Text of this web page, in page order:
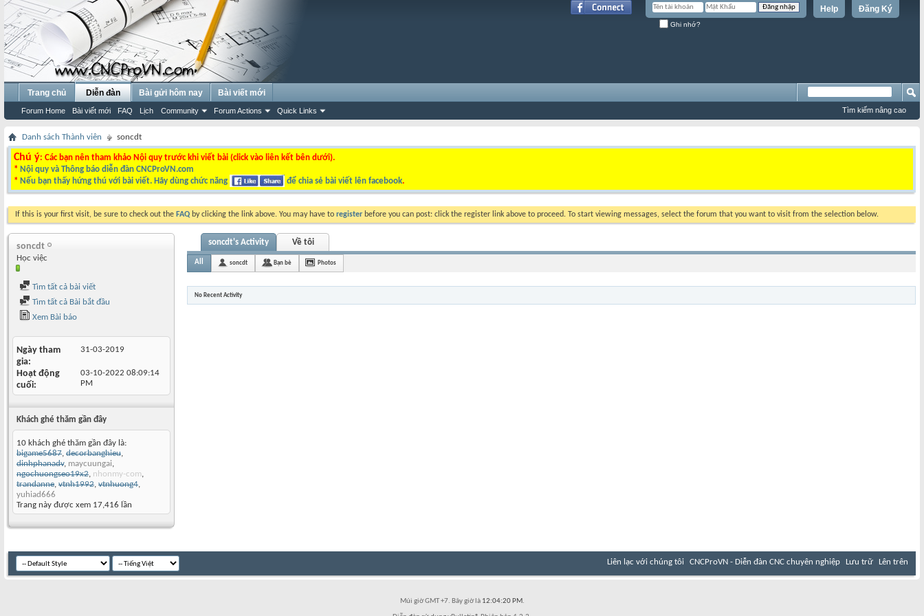
Đăng Ký
Help
Ghi nhớ?
Trang chủ Diễn đàn
Forum Home Bài viết mới FAQ Lịch Community Forum Actions Quick Links
Bài gửi hôm nay Bài viết mới
Tìm kiếm nâng cao
Danh sách Thành viên soncdt
Chú ý: Các bạn nên tham khảo Nội quy trước khi viết bài (click vào liên kết bên dưới).
* Nội quy và Thông báo diễn đàn CNCProVN.com
* Nếu bạn thấy hứng thú với bài viết. Hãy dùng chức năng để chia sẻ bài viết lên facebook.
If this is your first visit, be sure to check out the FAQ by clicking the link above. You may have to register before you can post: click the register link above to proceed. To start viewing messages, select the forum that you want to visit from the selection below.
soncdt
Học việc
Tìm tất cả bài viết
Tìm tất cả Bài bắt đầu
Xem Bài báo
Ngày tham
gia
31-03-2019
Hoạt động
cuối
03-10-2022 08:09:14
PM
Khách ghé thăm gần đây
10 khách ghé thăm gần đây là:
bigame5687, decorbanghieu,
dinhphanadv, maycuungai,
ngochuongseo19x2, nhonmy-com,
trandanne, vtnh1992, vtnhuong4,
yuhiad666
Trang này được xem 17,416 lần
soncdt's Activity Về tôi
All soncdt Bạn bè Photos
No Recent Activity
Liên lạc với chúng tôi CNCProVN - Diễn đàn CNC chuyên nghiệp Lưu trữ Lên trên
Múi giờ GMT +7. Bây giờ là 12:04:20 PM.